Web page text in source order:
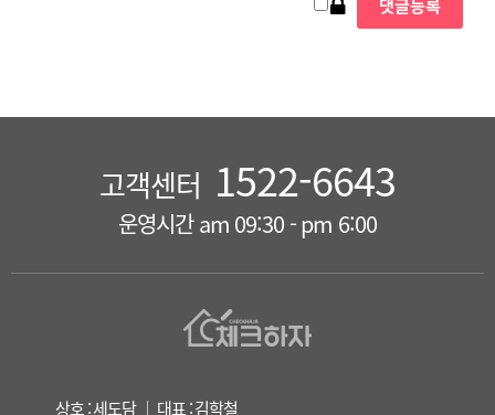
고객센터 1522-6643
운영시간 am 09:30 - pm 6:00
상호 : 세도담 ｜ 대표 : 김학철